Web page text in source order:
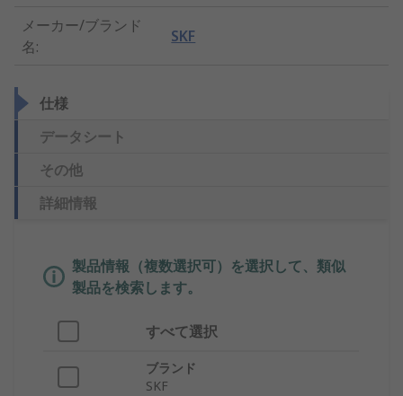
メーカー/ブランド
名:
SKF
仕様
データシート
その他
詳細情報
製品情報（複数選択可）を選択して、類似
製品を検索します。
すべて選択
ブランド
SKF